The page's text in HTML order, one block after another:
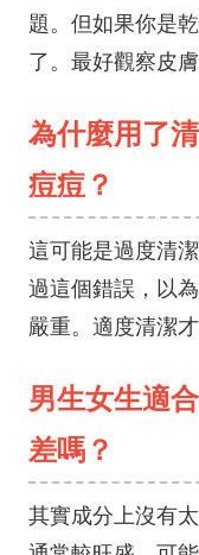
題。但如果你是
了。最好觀察皮
為什麼用了
痘痘？
這可能是過度清
過這個錯誤，以
嚴重。適度清潔才
男生女生適
差嗎？
其實成分上沒有